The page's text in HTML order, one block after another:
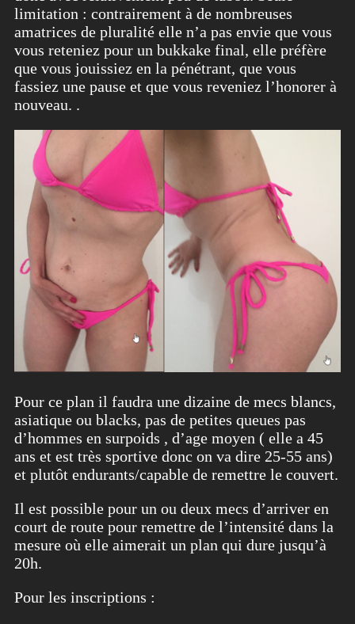
limitation : contrairement à de nombreuses
amatrices de pluralité elle n’a pas envie que vous
vous reteniez pour un bukkake final, elle préfère
que vous jouissiez en la pénétrant, que vous
fassiez une pause et que vous reveniez l’honorer à
nouveau. .
Pour ce plan il faudra une dizaine de mecs blancs,
asiatique ou blacks, pas de petites queues pas
d’hommes en surpoids , d’age moyen ( elle a 45
ans et est très sportive donc on va dire 25-55 ans)
et plutôt endurants/capable de remettre le couvert.
Il est possible pour un ou deux mecs d’arriver en
court de route pour remettre de l’intensité dans la
mesure où elle aimerait un plan qui dure jusqu’à
20h.
Pour les inscriptions :